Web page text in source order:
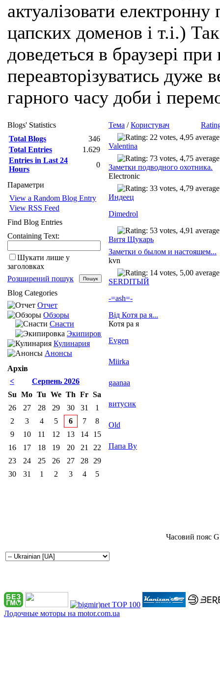
актуалізовати
цапских доменов і т.і.)
доведеться в браузері
переавторізуватись
гарного часу доби і
Тема /Користувач
Valentina
Заметки подводного охотника.
Electronic
Индеец
Dimedrol
Витя Щукарь
Заметки о былом и настоящем...
kvn
SERDIТЫЙ
-=ash=-
Від Котя ра я...
Котя ра я
Evgen
Miirka
gaanaa
витусик
Old
Папа Ву
Blogs' Statistics
Total Blogs
346
Total Entries
1.629
Entries in Last 24
Hours
0
Параметри
View a Random Blog Entry
View RSS Feed
Find Blog Entries
Containing Text:
Шукати лише у
заголовках
Розширений пошук
Blog Categories
Отчет
Обзоры
Снасти
Экипировка
Кулинария
Анонсы
Архів
<
Серпень 2026
Su Mo Tu We Th Fr Sa
26
27 28 29 30 31
1
2
3 4 5 6 7
8
9
10 11 12 13 14
15
16
17 18 19 20 21
22
23
24 25 26 27 28
29
30
31 1 2 3 4 5
Часовий пояс
Лодочные моторы на motor.com.ua